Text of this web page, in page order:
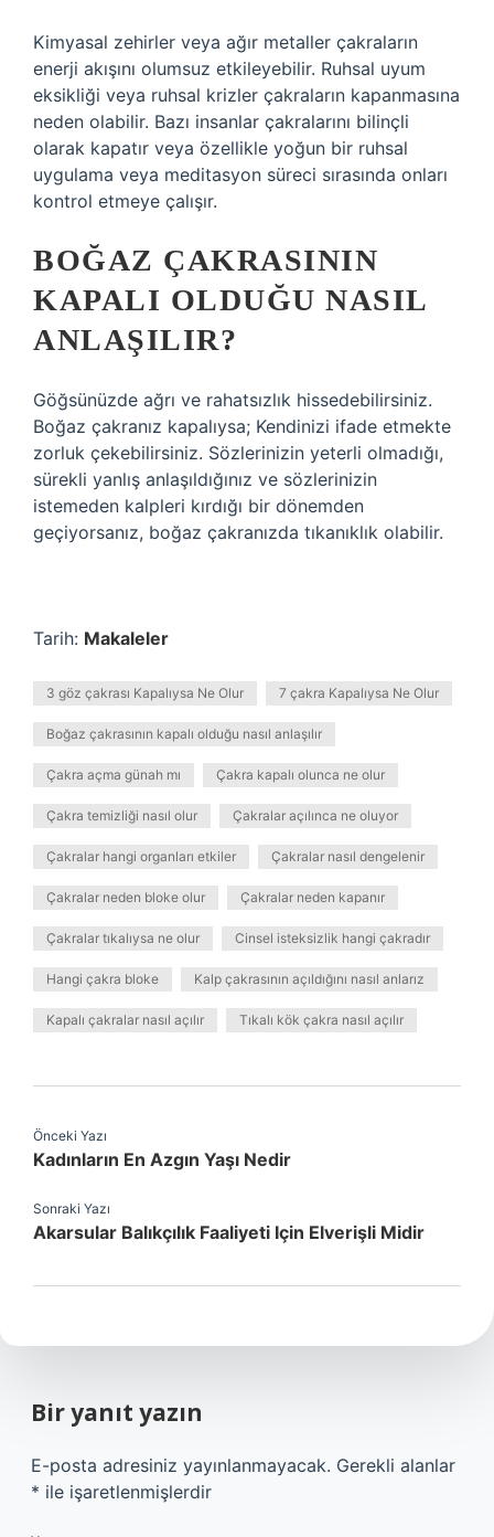
Kimyasal zehirler veya ağır metaller çakraların
enerji akışını olumsuz etkileyebilir. Ruhsal uyum
eksikliği veya ruhsal krizler çakraların kapanmasına
neden olabilir. Bazı insanlar çakralarını bilinçli
olarak kapatır veya özellikle yoğun bir ruhsal
uygulama veya meditasyon süreci sırasında onları
kontrol etmeye çalışır.
BOĞAZ ÇAKRASININ
KAPALI OLDUĞU NASIL
ANLAŞILIR?
Göğsünüzde ağrı ve rahatsızlık hissedebilirsiniz.
Boğaz çakranız kapalıysa; Kendinizi ifade etmekte
zorluk çekebilirsiniz. Sözlerinizin yeterli olmadığı,
sürekli yanlış anlaşıldığınız ve sözlerinizin
istemeden kalpleri kırdığı bir dönemden
geçiyorsanız, boğaz çakranızda tıkanıklık olabilir.
Tarih: Makaleler
3 göz çakrası Kapalıysa Ne Olur 7 çakra Kapalıysa Ne Olur
Boğaz çakrasının kapalı olduğu nasıl anlaşılır
Çakra açma günah mı Çakra kapalı olunca ne olur
Çakra temizliği nasıl olur Çakralar açılınca ne oluyor
Çakralar hangi organları etkiler Çakralar nasıl dengelenir
Çakralar neden bloke olur Çakralar neden kapanır
Çakralar tıkalıysa ne olur Cinsel isteksizlik hangi çakradır
Hangi çakra bloke Kalp çakrasının açıldığını nasıl anlarız
Kapalı çakralar nasıl açılır Tıkalı kök çakra nasıl açılır
Önceki Yazı
Kadınların En Azgın Yaşı Nedir
Sonraki Yazı
Akarsular Balıkçılık Faaliyeti Için Elverişli Midir
Bir yanıt yazın
E-posta adresiniz yayınlanmayacak. Gerekli alanlar
* ile işaretlenmişlerdir